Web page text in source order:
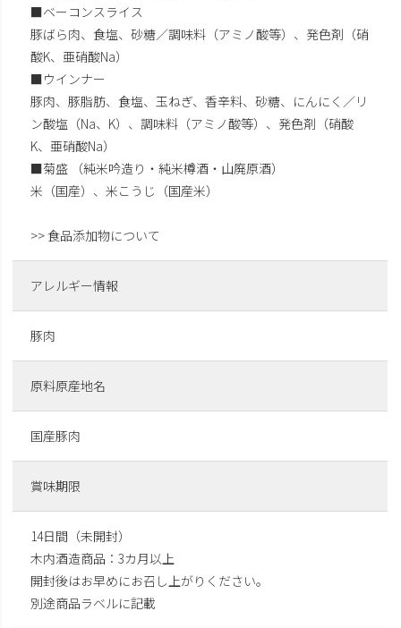
■ベーコンスライス
豚ばら肉、食塩、砂糖／調味料（アミノ酸等）、発色剤（硝
酸K、亜硝酸Na）
■ウインナー
豚肉、豚脂肪、食塩、玉ねぎ、香辛料、砂糖、にんにく／リ
ン酸塩（Na、K）、調味料（アミノ酸等）、発色剤（硝酸
K、亜硝酸Na）
■菊盛 （純米吟造り・純米樽酒・山廃原酒）
米（国産）、米こうじ（国産米）
>> 食品添加物について
アレルギー情報
豚肉
原料原産地名
国産豚肉
賞味期限
14日間（未開封）
木内酒造商品：3カ月以上
開封後はお早めにお召し上がりください。
別途商品ラベルに記載